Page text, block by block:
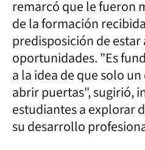
remarcó que le fueron
de la formación
predisposición de
oportunidades. "Es
a la idea de que solo
abrir puertas", sugirió,
estudiantes a explorar
su desarrollo